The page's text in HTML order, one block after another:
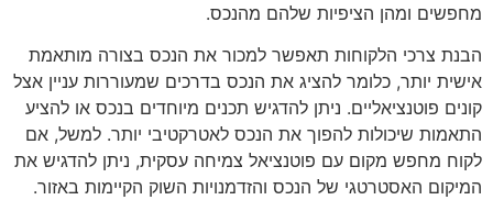
מחפשים ומהן הציפיות שלהם מהנכס.
הבנת צרכי הלקוחות תאפשר למכור את הנכס בצורה מותאמת
אישית יותר, כלומר להציג את הנכס בדרכים שמעוררות עניין אצל
קונים פוטנציאליים. ניתן להדגיש תכנים מיוחדים בנכס או להציע
התאמות שיכולות להפוך את הנכס לאטרקטיבי יותר. למשל, אם
לקוח מחפש מקום עם פוטנציאל צמיחה עסקית, ניתן להדגיש את
המיקום האסטרטגי של הנכס והזדמנויות השוק הקיימות באזור.